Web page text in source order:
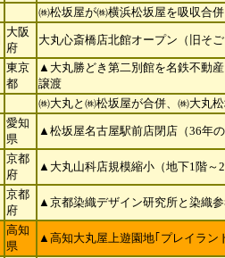
㈱松坂屋が㈱横浜松坂屋を吸収合併
大阪
府
大丸心斎橋店北館オープン（旧そ
東京
都
▲大丸勝どき第二別館を名鉄不動
譲渡
㈱大丸と㈱松坂屋が合併、㈱大丸
愛知
県
▲松坂屋名古屋駅前店閉店（36年
京都
府
▲大丸山科店規模縮小（地下1階～
京都
府
▲京都染織デザイン研究所と染織
高知
県
▲高知大丸屋上遊園地｢プレイラン